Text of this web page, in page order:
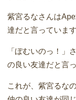
紫宮るなさんは
達だと言っています
「ぽむいのっ！」
の良い友達だと言
これが、紫宮るな